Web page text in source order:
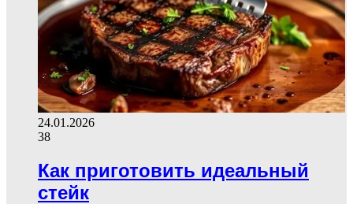
24.01.2026
38
Как приготовить идеальный
стейк